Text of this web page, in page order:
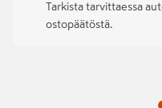
Tarkista tarvittaessa
ostopäätöstä.